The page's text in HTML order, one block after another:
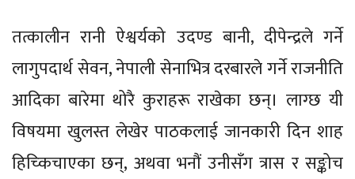
तत्कालीन रानी ऐश्वर्यको उदण्ड बानी, दीपेन्द्रले गर्ने
लागुपदार्थ सेवन, नेपाली सेनाभित्र दरबारले गर्ने राजनीति
आदिका बारेमा थोरै कुराहरू राखेका छन्। लाग्छ यी
विषयमा खुलस्त लेखेर पाठकलाई जानकारी दिन शाह
हिच्किचाएका छन्, अथवा भनौं उनीसँग त्रास र सङ्कोच